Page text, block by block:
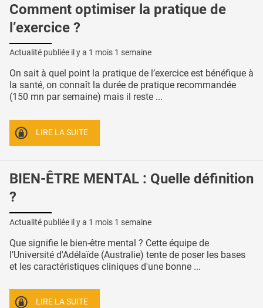
Comment optimiser la pratique de
l’exercice ?
Actualité publiée il y a 1 mois 1 semaine
On sait à quel point la pratique de l’exercice est bénéfique à
la santé, on connaît la durée de pratique recommandée
(150 mn par semaine) mais il reste ...
LIRE LA SUITE
BIEN-ÊTRE MENTAL : Quelle définition
?
Actualité publiée il y a 1 mois 1 semaine
Que signifie le bien-être mental ? Cette équipe de
l’Université d'Adélaïde (Australie) tente de poser les bases
et les caractéristiques cliniques d'une bonne ...
LIRE LA SUITE